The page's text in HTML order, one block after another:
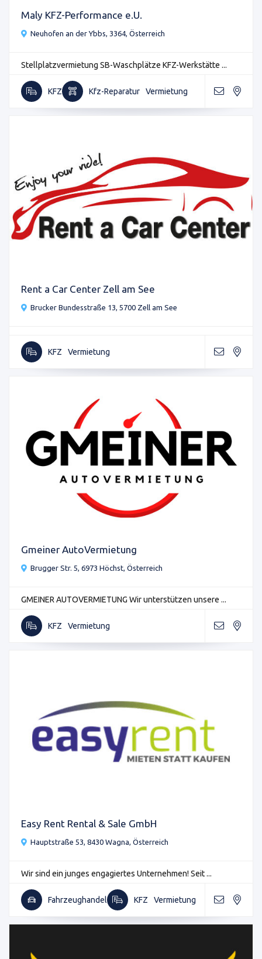
Maly KFZ-Performance e.U.
Neuhofen an der Ybbs, 3364, Österreich
Stellplatzvermietung SB-Waschplätze KFZ-Werkstätte ...
KFZ Kfz-Reparatur Vermietung
Rent a Car Center Zell am See
Brucker Bundesstraße 13, 5700 Zell am See
KFZ Vermietung
Gmeiner AutoVermietung
Brugger Str. 5, 6973 Höchst, Österreich
GMEINER AUTOVERMIETUNG Wir unterstützen unsere ...
KFZ Vermietung
Easy Rent Rental & Sale GmbH
Hauptstraße 53, 8430 Wagna, Österreich
Wir sind ein junges engagiertes Unternehmen! Seit ...
Fahrzeughandel KFZ Vermietung